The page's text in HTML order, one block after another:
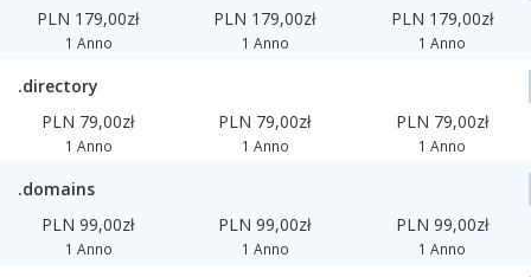
PLN 179,00zł
1 Anno
PLN 179,00zł
1 Anno
PLN 179,00zł
1 Anno
.directory
PLN 79,00zł
1 Anno
PLN 79,00zł
1 Anno
PLN 79,00zł
1 Anno
.domains
PLN 99,00zł
1 Anno
PLN 99,00zł
1 Anno
PLN 99,00zł
1 Anno